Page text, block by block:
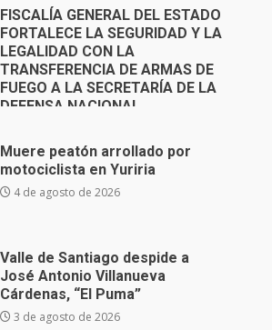
5 de agosto de 2026
Muere peatón arrollado por
motociclista en Yuriria
4 de agosto de 2026
Valle de Santiago despide a
José Antonio Villanueva
Cárdenas, “El Puma”
3 de agosto de 2026
Hombre pierde la vida en
tabiquera